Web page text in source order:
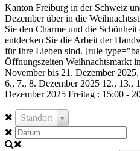
Kanton Freiburg in der Schweiz
Dezember über in die
Sie den Charme und die
entdecken Sie die Arbeit der
für Ihre Lieben sind. [rule
Öffnungszeiten Weihnachtsmarkt
November bis 21. Dezember
6., 7., 8. Dezember 2025 12., 13.,
Dezember 2025 Freitag : 15:00 -
Standort